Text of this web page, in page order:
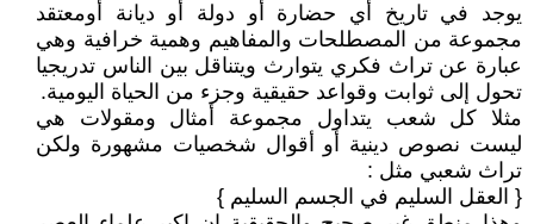
يوجد في تاريخ أي حضارة أو دولة أو ديانة أومعتقد
مجموعة من المصطلحات والمفاهيم وهمية خرافية وهي
عبارة عن تراث فكري يتوارث ويتناقل بين الناس تدريجيا
تحول إلى ثوابت وقواعد حقيقية وجزء من الحياة اليومية.
مثلا كل شعب يتداول مجموعة أمثال ومقولات هي
ليست نصوص دينية أو أقوال شخصيات مشهورة ولكن
تراث شعبي مثل :
{ العقل السليم في الجسم السليم }